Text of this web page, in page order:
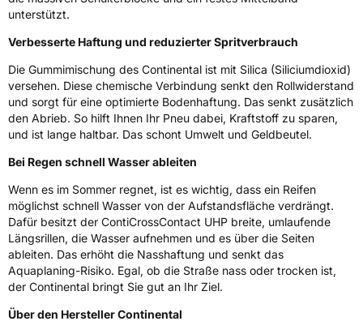
Allgemeine Produktsicherheit (GPSR)
Continental-Plaza 1 30173 Hannover
Deutschland,
customerservice_tires@conti.de
unterstützt.
Verbesserte Haftung und reduzierter Spritverbrauch
Die Gummimischung des Continental ist mit Silica (Siliciumdioxid)
versehen. Diese chemische Verbindung senkt den Rollwiderstand
und sorgt für eine optimierte Bodenhaftung. Das senkt zusätzlich
den Abrieb. So hilft Ihnen Ihr Pneu dabei, Kraftstoff zu sparen,
und ist lange haltbar. Das schont Umwelt und Geldbeutel.
Bei Regen schnell Wasser ableiten
Wenn es im Sommer regnet, ist es wichtig, dass ein Reifen
möglichst schnell Wasser von der Aufstandsfläche verdrängt.
Dafür besitzt der ContiCrossContact UHP breite, umlaufende
Längsrillen, die Wasser aufnehmen und es über die Seiten
ableiten. Das erhöht die Nasshaftung und senkt das
Aquaplaning-Risiko. Egal, ob die Straße nass oder trocken ist,
der Continental bringt Sie gut an Ihr Ziel.
Über den Hersteller Continental